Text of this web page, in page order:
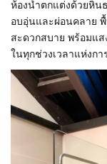
ห้องน้ำตกแต่งด้วยหิน
อบอุ่นและผ่อนคลาย
สะดวกสบาย พร้อมแ
ในทุกช่วงเวลาแห่งก